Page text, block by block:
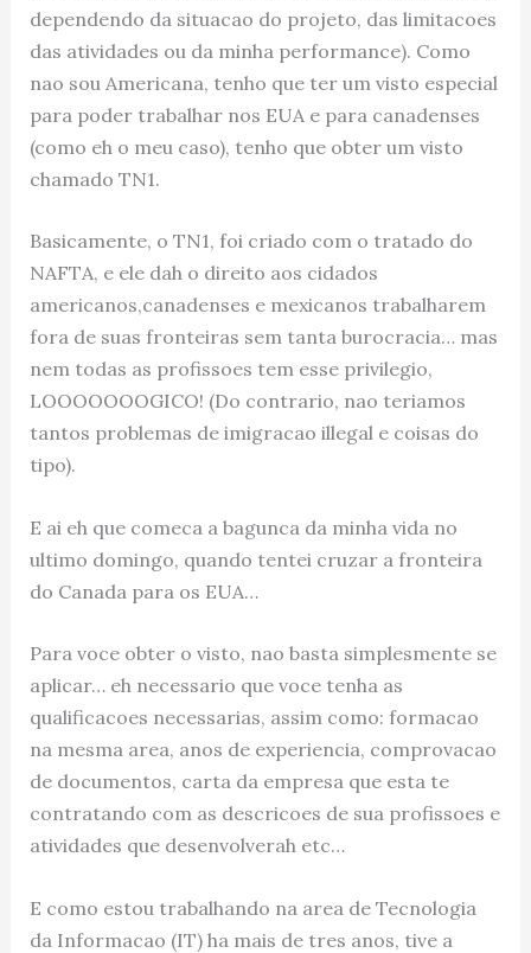
dependendo da situacao do projeto, das limitacoes
das atividades ou da minha performance). Como
nao sou Americana, tenho que ter um visto especial
para poder trabalhar nos EUA e para canadenses
(como eh o meu caso), tenho que obter um visto
chamado TN1.
Basicamente, o TN1, foi criado com o tratado do
NAFTA, e ele dah o direito aos cidados
americanos,canadenses e mexicanos trabalharem
fora de suas fronteiras sem tanta burocracia… mas
nem todas as profissoes tem esse privilegio,
LOOOOOOOGICO! (Do contrario, nao teriamos
tantos problemas de imigracao illegal e coisas do
tipo).
E ai eh que comeca a bagunca da minha vida no
ultimo domingo, quando tentei cruzar a fronteira
do Canada para os EUA…
Para voce obter o visto, nao basta simplesmente se
aplicar… eh necessario que voce tenha as
qualificacoes necessarias, assim como: formacao
na mesma area, anos de experiencia, comprovacao
de documentos, carta da empresa que esta te
contratando com as descricoes de sua profissoes e
atividades que desenvolverah etc…
E como estou trabalhando na area de Tecnologia
da Informacao (IT) ha mais de tres anos, tive a